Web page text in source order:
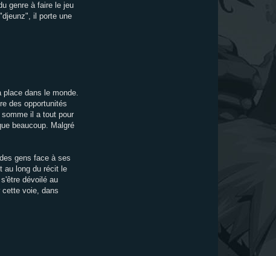
genre à faire le jeu
il porte une
dans le monde.
des opportunités
il a tout pour
beaucoup. Malgré
gens face à ses
au long du récit le
dévoilé au
cette voie, dans